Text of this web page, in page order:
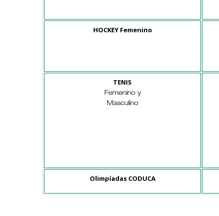
HOCKEY Femenino
TENIS
Femenino y
Masculino
Olimpíadas CODUCA